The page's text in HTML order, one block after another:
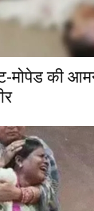
मोपेड की